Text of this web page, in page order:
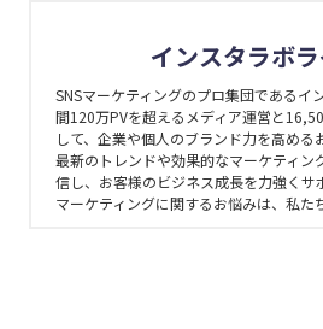
インスタラボ
SNSマーケティングのプロ集団であるイ
間120万PVを超えるメディア運営と
して、企業や個人のブランド力を高める
最新のトレンドや効果的なマーケティン
信し、お客様のビジネス成長を力強くサ
マーケティングに関するお悩みは、私た